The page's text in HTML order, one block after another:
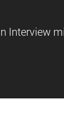
Interview